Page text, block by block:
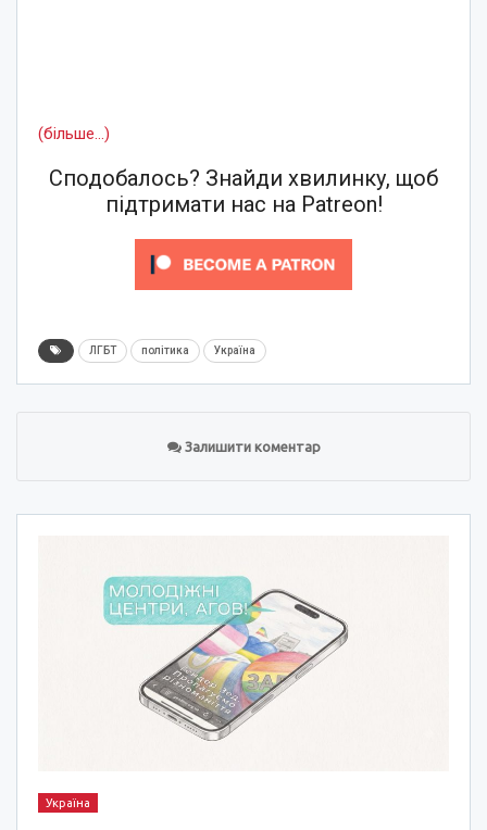
(більше…)
Сподобалось? Знайди хвилинку, щоб
підтримати нас на Patreon!
ЛГБТ політика Україна
Залишити коментар
Україна